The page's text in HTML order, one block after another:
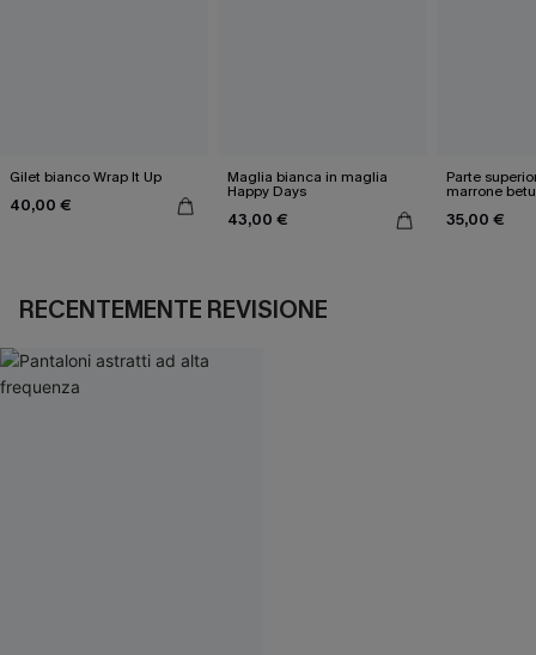
Gilet bianco Wrap It Up
40,00 €
Maglia bianca in maglia
Happy Days
43,00 €
Parte
marrone
35,00 €
RECENTEMENTE REVISIONE